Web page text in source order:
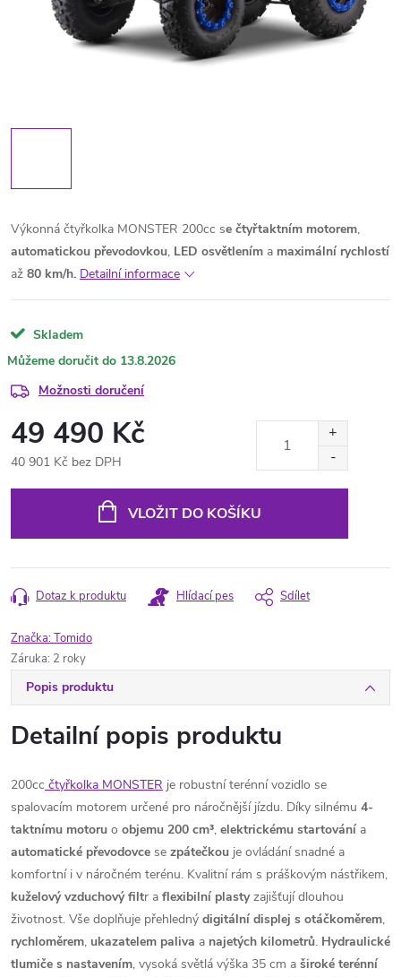
Výkonná čtyřkolka MONSTER 200cc se čtyřtaktním motorem,
automatickou převodovkou, LED osvětlením a maximální rychlostí
až 80 km/h. Detailní informace
Skladem
13.8.2026
Možnosti doručení
49 490 Kč
40 901 Kč bez DPH
VLOŽIT DO KOŠÍKU
Dotaz k produktu Hlídací pes Sdílet
Značka:Tomido
Záruka: 2 roky
Popis produktu
Detailní popis produktu
200cc čtyřkolka MONSTER je robustní terénní vozidlo se
spalovacím motorem určené pro náročnější jízdu. Díky silnému 4-
taktnímu motoru o objemu 200 cm³, elektrickému startování a
automatické převodovce se zpátečkou je ovládání snadné a
komfortní i v náročném terénu. Kvalitní rám s práškovým nástřikem,
kuželový vzduchový filtr a flexibilní plastyzajišťují dlouhou
životnost. Vše doplňuje přehledný digitální displej s otáčkoměrem,
rychloměrem, ukazatelem paliva a najetých kilometrů. Hydraulické
tlumiče s nastavením, vysoká světlá výška 35 cm a široké terénní